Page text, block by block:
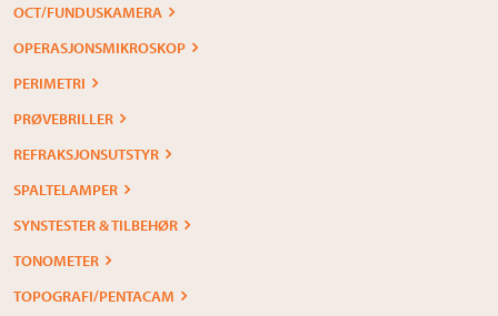
OCT/FUNDUSKAMERA
OPERASJONSMIKROSKOP
PERIMETRI
PRØVEBRILLER
REFRAKSJONSUTSTYR
SPALTELAMPER
SYNSTESTER & TILBEHØR
TONOMETER
TOPOGRAFI/PENTACAM